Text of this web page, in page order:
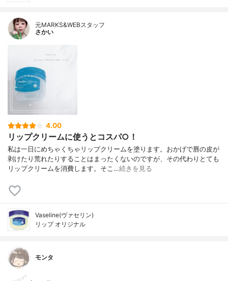
元MARKS&WEBスタッフ
さかい
4.00
リップクリームに使うとコスパ○！
私は一日にめちゃくちゃリップクリームを塗ります。おかげで唇の皮が
剥けたり荒れたりすることはまったくないのですが、その代わりとても
リップクリームを消費します。そこ…続きを見る
Vaseline(ヴァセリン)
リップ オリジナル
モンタ